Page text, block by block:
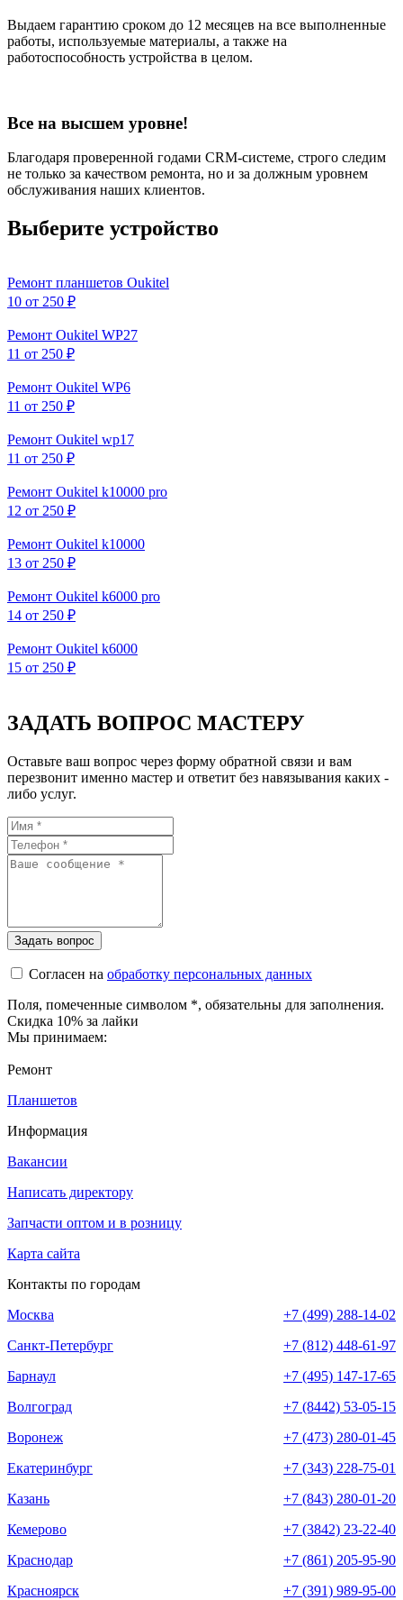
Выдаем гарантию сроком до 12 месяцев на все выполненные
работы, используемые материалы, а также на
работоспособность устройства в целом.
Все на высшем уровне!
Благодаря проверенной годами CRM-системе, строго следим
не только за качеством ремонта, но и за должным уровнем
обслуживания наших клиентов.
Выберите устройство
Ремонт планшетов Oukitel
10 от 250 ₽
Ремонт Oukitel WP27
11 от 250 ₽
Ремонт Oukitel WP6
11 от 250 ₽
Ремонт Oukitel wp17
11 от 250 ₽
Ремонт Oukitel k10000 pro
12 от 250 ₽
Ремонт Oukitel k10000
13 от 250 ₽
Ремонт Oukitel k6000 pro
14 от 250 ₽
Ремонт Oukitel k6000
15 от 250 ₽
ЗАДАТЬ ВОПРОС МАСТЕРУ
Оставьте ваш вопрос через форму обратной связи и вам
перезвонит именно мастер и ответит без навязывания каких -
либо услуг.
Согласен на обработку персональных данных
Поля, помеченные символом *, обязательны для заполнения.
Скидка 10% за лайки
Мы принимаем:
Ремонт
Планшетов
Информация
Вакансии
Написать директору
Запчасти оптом и в розницу
Карта сайта
Контакты по городам
Москва
+7 (499) 288-14-02
Санкт-Петербург
+7 (812) 448-61-97
Барнаул
+7 (495) 147-17-65
Волгоград
+7 (8442) 53-05-15
Воронеж
+7 (473) 280-01-45
Екатеринбург
+7 (343) 228-75-01
Казань
+7 (843) 280-01-20
Кемерово
+7 (3842) 23-22-40
Краснодар
+7 (861) 205-95-90
Красноярск
+7 (391) 989-95-00